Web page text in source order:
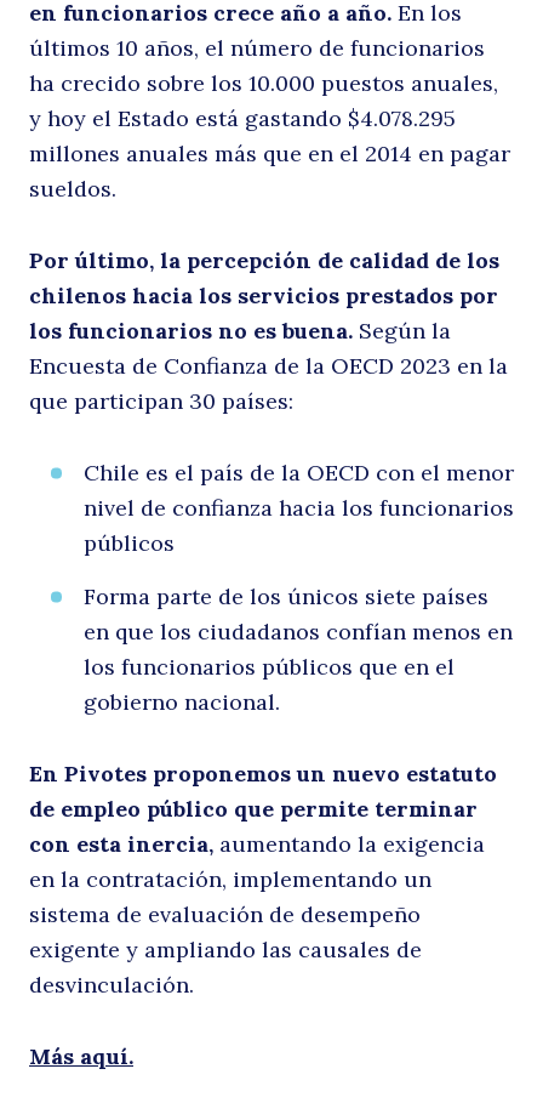
en funcionarios crece año a año. En los
últimos 10 años, el número de funcionarios
ha crecido sobre los 10.000 puestos anuales,
y hoy el Estado está gastando $4.078.295
millones anuales más que en el 2014 en pagar
sueldos.
Por último, la percepción de calidad de los
chilenos hacia los servicios prestados por
los funcionarios no es buena. Según la
Encuesta de Confianza de la OECD 2023 en la
que participan 30 países:
Chile es el país de la OECD con el menor
nivel de confianza hacia los funcionarios
públicos
Forma parte de los únicos siete países
en que los ciudadanos confían menos en
los funcionarios públicos que en el
gobierno nacional.
En Pivotes proponemos un nuevo estatuto
de empleo público que permite terminar
con esta inercia, aumentando la exigencia
en la contratación, implementando un
sistema de evaluación de desempeño
exigente y ampliando las causales de
desvinculación.
Más aquí.